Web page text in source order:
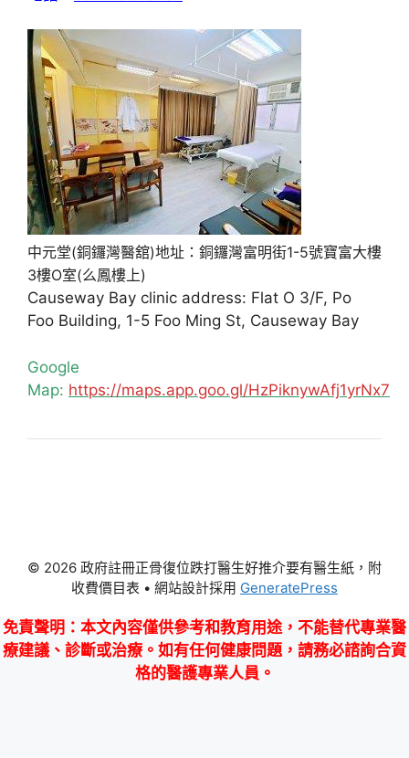
中元堂(銅鑼灣醫舘)地址：銅鑼灣富明街1-5號寶富大樓
3樓O室(么鳳樓上)
Causeway Bay clinic address: Flat O 3/F, Po
Foo Building, 1-5 Foo Ming St, Causeway Bay
Google
Map: https://maps.app.goo.gl/HzPiknywAfj1yrNx7
© 2026 政府註冊正骨復位跌打醫生好推介要有醫生紙，附
收費價目表 • 網站設計採用 GeneratePress
免責聲明 ：本文內容僅供參考和教育用途，不能替代專業醫
療建議、診斷或治療。如有任何健康問題，請務必諮詢合資
格的醫護專業人員。